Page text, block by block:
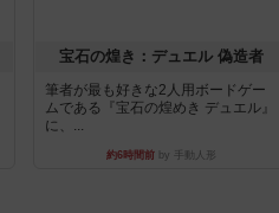
宝石の煌き：デュエル 偽造者
筆者が最も好きな2人用ボードゲー
ムである『宝石の煌めき デュエル』
に、...
約6時間前by 手動人形